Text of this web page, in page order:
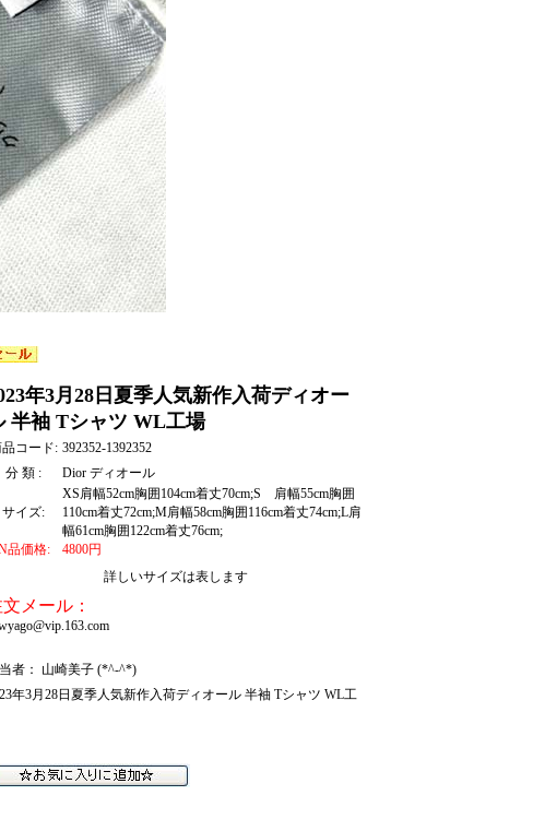
年3月28日夏季人気新作入荷ディオー
半袖 Tシャツ WL工場
コード: 392352-1392352
分 類 :
Dior ディオール
サイズ:
XS肩幅52cm胸囲104cm着丈70cm;S 肩幅55cm胸囲
110cm着丈72cm;M肩幅58cm胸囲116cm着丈74cm;L肩
幅61cm胸囲122cm着丈76cm;
品価格:
4800円
詳しいサイズは表します
メール：
者： 山崎美子 (*^-^*)
年3月28日夏季人気新作入荷ディオール 半袖 Tシャツ WL工